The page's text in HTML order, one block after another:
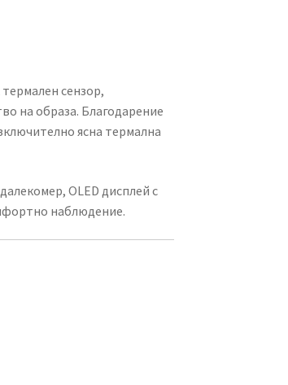
сензор,
на образа. Благодарение
ясна термална
OLED дисплей с
наблюдение.